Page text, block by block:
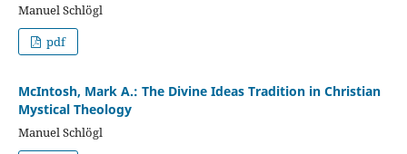
Manuel Schlögl
pdf
McIntosh, Mark A.: The Divine Ideas Tradition in Christian
Mystical Theology
Manuel Schlögl